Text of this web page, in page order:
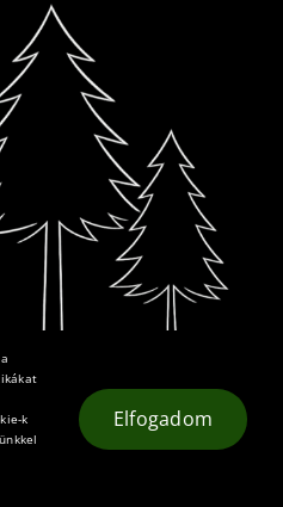
• Minden jog fenntartva •
tájékoztató
k
Elfogadom